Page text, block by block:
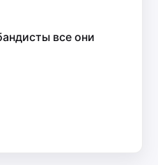
все они